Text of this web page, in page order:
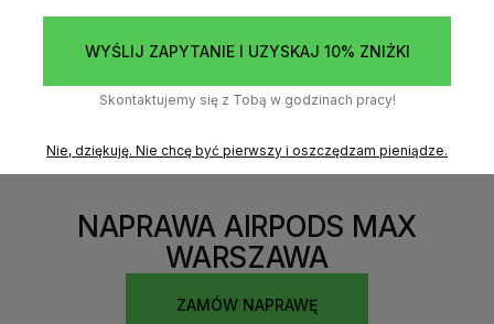
NAPRAWA AIRPODS MAX
WARSZAWA
ZAMÓW NAPRAWĘ
WYŚLIJ ZAPYTANIE I UZYSKAJ 10% ZNIŻKI
Skontaktujemy się z Tobą w godzinach pracy!
Nie, dziękuję. Nie chcę być pierwszy i oszczędzam pieniądze.